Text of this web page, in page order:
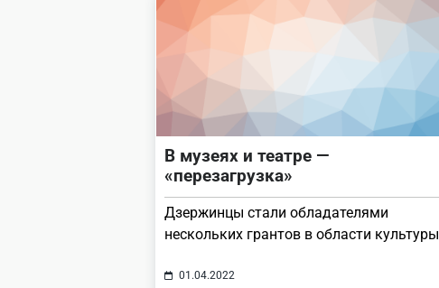
В музеях и театре —
«перезагрузка»
Дзержинцы стали обладателями
нескольких грантов в области культуры
01.04.2022